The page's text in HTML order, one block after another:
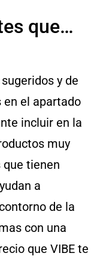
que…
y de
el apartado
incluir en la
muy
que tienen
a
de la
con una
que VIBE te